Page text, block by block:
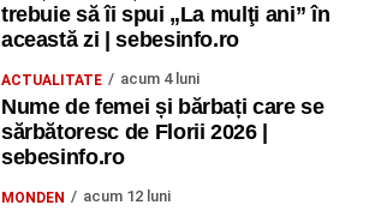
trebuie să îi spui „La mulţi ani” în
această zi | sebesinfo.ro
ACTUALITATE acum 4 luni
Nume de femei și bărbați care se
sărbătoresc de Florii 2026 |
sebesinfo.ro
MONDEN acum 12 luni